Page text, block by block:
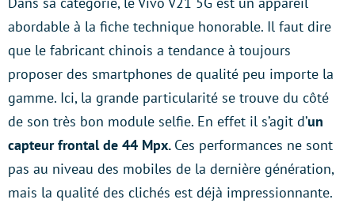
abordable à la fiche technique honorable. Il faut dire
que le fabricant chinois a tendance à toujours
proposer des smartphones de qualité peu importe la
gamme. Ici, la grande particularité se trouve du côté
de son très bon module selfie. En effet il s’agit d’un
capteur frontal de 44 Mpx. Ces performances ne sont
pas au niveau des mobiles de la dernière génération,
mais la qualité des clichés est déjà impressionnante.